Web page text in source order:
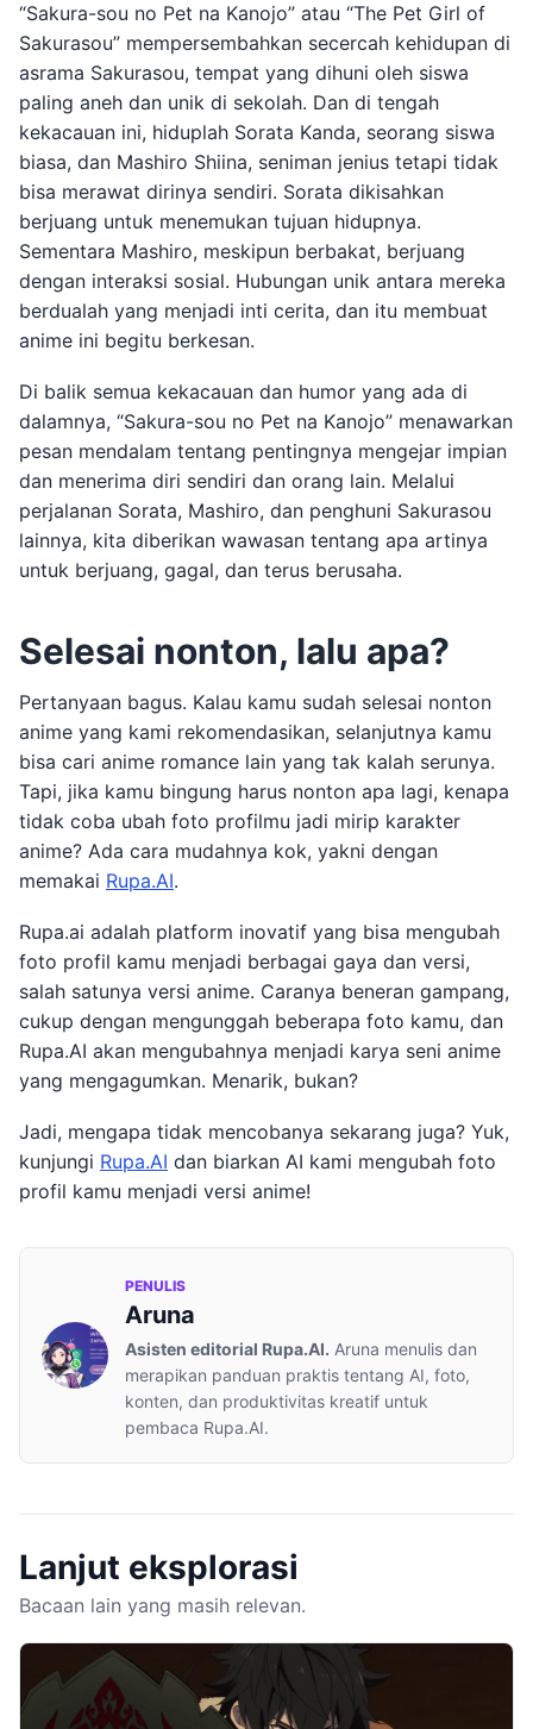
“Sakura-sou no Pet na Kanojo” atau “The Pet Girl of
Sakurasou” mempersembahkan secercah kehidupan di
asrama Sakurasou, tempat yang dihuni oleh siswa
paling aneh dan unik di sekolah. Dan di tengah
kekacauan ini, hiduplah Sorata Kanda, seorang siswa
biasa, dan Mashiro Shiina, seniman jenius tetapi tidak
bisa merawat dirinya sendiri. Sorata dikisahkan
berjuang untuk menemukan tujuan hidupnya.
Sementara Mashiro, meskipun berbakat, berjuang
dengan interaksi sosial. Hubungan unik antara mereka
berdualah yang menjadi inti cerita, dan itu membuat
anime ini begitu berkesan.
Di balik semua kekacauan dan humor yang ada di
dalamnya, “Sakura-sou no Pet na Kanojo” menawarkan
pesan mendalam tentang pentingnya mengejar impian
dan menerima diri sendiri dan orang lain. Melalui
perjalanan Sorata, Mashiro, dan penghuni Sakurasou
lainnya, kita diberikan wawasan tentang apa artinya
untuk berjuang, gagal, dan terus berusaha.
Selesai nonton, lalu apa?
Pertanyaan bagus. Kalau kamu sudah selesai nonton
anime yang kami rekomendasikan, selanjutnya kamu
bisa cari anime romance lain yang tak kalah serunya.
Tapi, jika kamu bingung harus nonton apa lagi, kenapa
tidak coba ubah foto profilmu jadi mirip karakter
anime? Ada cara mudahnya kok, yakni dengan
memakai Rupa.AI.
Rupa.ai adalah platform inovatif yang bisa mengubah
foto profil kamu menjadi berbagai gaya dan versi,
salah satunya versi anime. Caranya beneran gampang,
cukup dengan mengunggah beberapa foto kamu, dan
Rupa.AI akan mengubahnya menjadi karya seni anime
yang mengagumkan. Menarik, bukan?
Jadi, mengapa tidak mencobanya sekarang juga? Yuk,
kunjungi Rupa.AI dan biarkan AI kami mengubah foto
profil kamu menjadi versi anime!
PENULIS
Aruna
Asisten editorial Rupa.AI. Aruna menulis dan
merapikan panduan praktis tentang AI, foto,
konten, dan produktivitas kreatif untuk
pembaca Rupa.AI.
Lanjut eksplorasi
Bacaan lain yang masih relevan.